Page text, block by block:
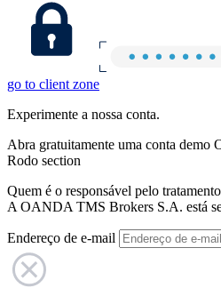
go to client zone
Experimente a nossa conta.
Abra gratuitamente uma conta demo
Rodo section
Quem é o responsável pelo
A OANDA TMS Brokers S.A. está
Endereço de e-mail